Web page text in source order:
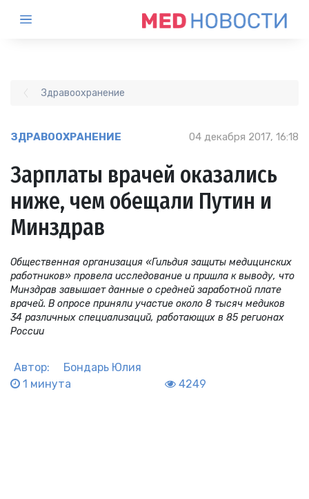
Здравоохранение
ЗДРАВООХРАНЕНИЕ 04 декабря 2017, 16:18
Зарплаты врачей оказались
ниже, чем обещали Путин и
Минздрав
Общественная организация «Гильдия защиты медицинских
работников» провела исследование и пришла к выводу, что
Минздрав завышает данные о средней заработной плате
врачей. В опросе приняли участие около 8 тысяч медиков
34 различных специализаций, работающих в 85 регионах
России
Автор:
Бондарь Юлия
1 минута
4249